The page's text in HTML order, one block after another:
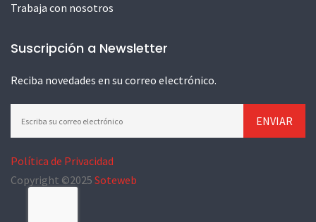
Trabaja con nosotros
Suscripción a Newsletter
Reciba novedades en su correo electrónico.
Política de Privacidad
Copyright ©2025 Soteweb